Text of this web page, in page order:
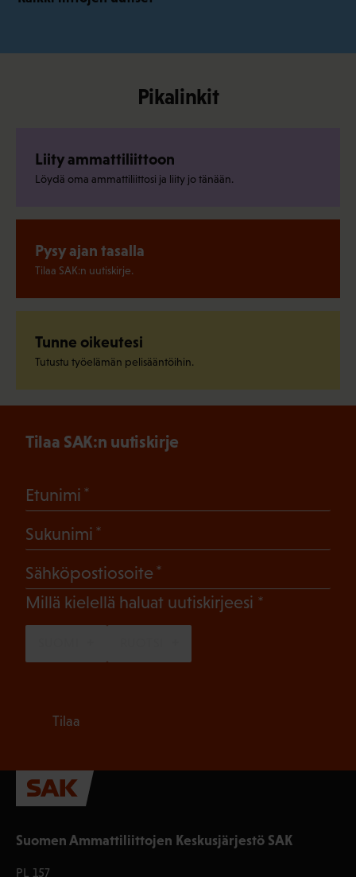
Pikalinkit
Liity ammattiliittoon
Löydä oma ammattiliittosi ja liity jo tänään.
Pysy ajan tasalla
Tilaa SAK:n uutiskirje.
Tunne oikeutesi
Tutustu työelämän pelisääntöihin.
Suomen Ammattiliittojen Keskusjärjestö SAK
PL 157
Tilaa SAK:n uutiskirje
Etunimi
Sukunimi
Sähköpostiosoite
Millä kielellä haluat uutiskirjeesi (Pakollinen)
Tilaa